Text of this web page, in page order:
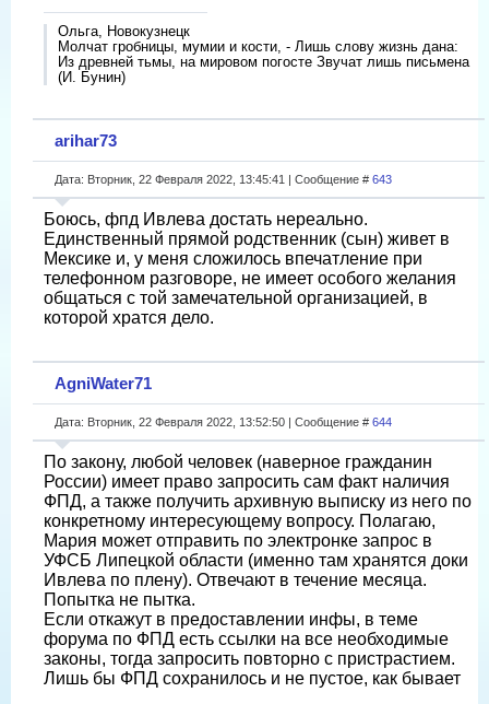
Ольга, Новокузнецк
Молчат гробницы, мумии и кости, - Лишь слову жизнь дана:
Из древней тьмы, на мировом погосте Звучат лишь письмена
(И. Бунин)
arihar73
Дата: Вторник, 22 Февраля 2022, 13:45:41 | Сообщение # 643
Боюсь, фпд Ивлева достать нереально.
Единственный прямой родственник (сын) живет в
Мексике и, у меня сложилось впечатление при
телефонном разговоре, не имеет особого желания
общаться с той замечательной организацией, в
которой хратся дело.
AgniWater71
Дата: Вторник, 22 Февраля 2022, 13:52:50 | Сообщение # 644
По закону, любой человек (наверное гражданин
России) имеет право запросить сам факт наличия
ФПД, а также получить архивную выписку из него по
конкретному интересующему вопросу. Полагаю,
Мария может отправить по электронке запрос в
УФСБ Липецкой области (именно там хранятся доки
Ивлева по плену). Отвечают в течение месяца.
Попытка не пытка.
Если откажут в предоставлении инфы, в теме
форума по ФПД есть ссылки на все необходимые
законы, тогда запросить повторно с пристрастием.
Лишь бы ФПД сохранилось и не пустое, как бывает